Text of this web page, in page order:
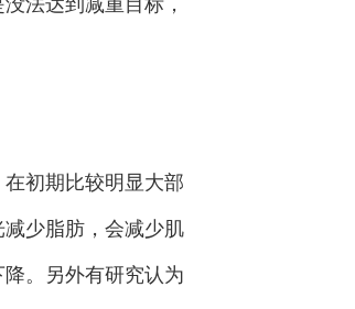
法达到减重目标，
初期比较明显大部
少脂肪，会减少肌
。另外有研究认为